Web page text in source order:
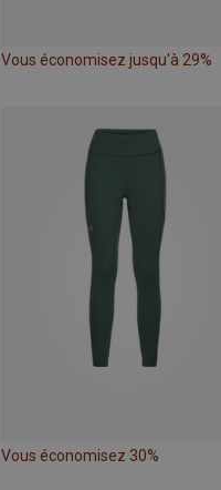
Vous économisez jusqu'à 29%
Vous économisez 30%